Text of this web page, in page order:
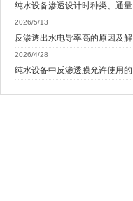
纯水设备渗透设计时种类、通量
2026/5/13
反渗透出水电导率高的原因及解
2026/4/28
纯水设备中反渗透膜允许使用的